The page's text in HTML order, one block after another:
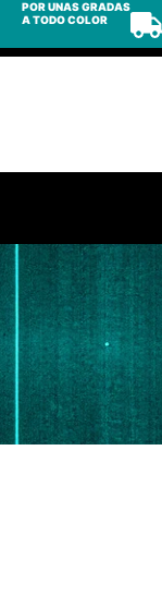
POR UNAS GRADAS
A TODO COLOR